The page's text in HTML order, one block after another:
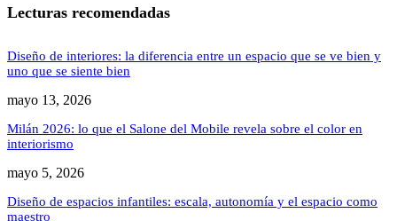
Lecturas recomendadas
Diseño de interiores: la diferencia entre un espacio que se ve bien y
uno que se siente bien
mayo 13, 2026
Milán 2026: lo que el Salone del Mobile revela sobre el color en
interiorismo
mayo 5, 2026
Diseño de espacios infantiles: escala, autonomía y el espacio como
maestro